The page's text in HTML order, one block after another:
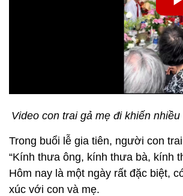
Video con trai gả mẹ đi khiến
Trong buổi lễ gia tiên, người con
“Kính thưa ông, kính thưa bà, kính
Hôm nay là một ngày rất đặc biệt,
xúc với con và mẹ.